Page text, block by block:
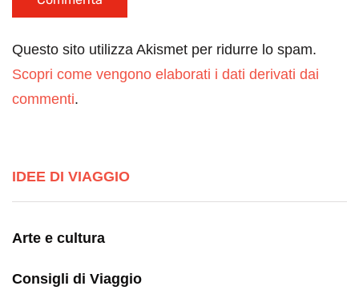
Questo sito utilizza Akismet per ridurre lo spam.
Scopri come vengono elaborati i dati derivati dai
commenti.
IDEE DI VIAGGIO
Arte e cultura
Consigli di Viaggio